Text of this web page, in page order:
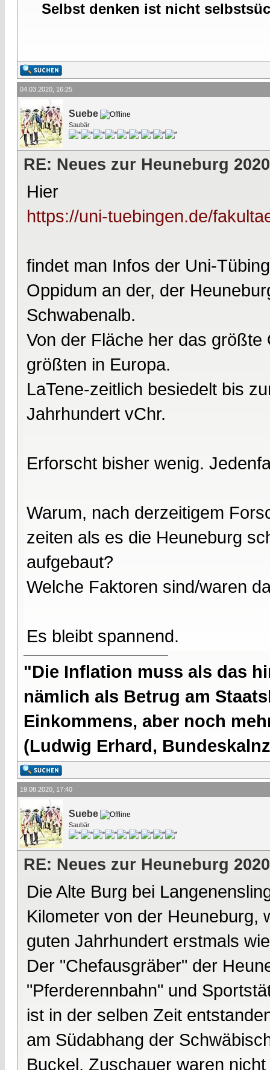
Selbst denken ist nicht
04.03.2020, 16:25
Suebe
Saubär
RE: Neues zur Heuneburg 2020
Hier
https://uni-tuebingen.de/
findet man Infos der Uni-
Oppidum an der, der
Schwabenalb.
Von der Fläche her das
größten in Europa.
LaTene-zeitlich besiedelt bis
Jahrhundert vChr.
Erforscht bisher wenig.
Warum, nach derzeitigem
zeiten als es die Heuneburg
aufgebaut?
Welche Faktoren sind/waren
Es bleibt spannend.
"Die Inflation muss als das
nämlich als Betrug am
Einkommens, aber noch
(Ludwig Erhard,
19.08.2020, 17:40
Suebe
Saubär
RE: Neues zur Heuneburg 2020
Die Alte Burg bei
Kilometer von der Heuneburg,
guten Jahrhundert erstmals
Der "Chefausgräber" der
"Pferderennbahn" und
ist in der selben Zeit
am Südabhang der
Buckel, Zuschauer waren